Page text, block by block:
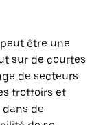
être une
sur de courtes
de secteurs
trottoirs et
de